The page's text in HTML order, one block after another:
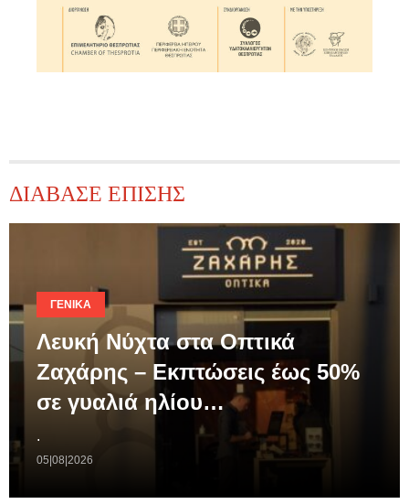
ΔΙΑΒΑΣΕ ΕΠΙΣΗΣ
ΓΕΝΙΚΆ
Λευκή Νύχτα στα Οπτικά
Ζαχάρης – Εκπτώσεις έως 50%
σε γυαλιά ηλίου…
.
05|08|2026